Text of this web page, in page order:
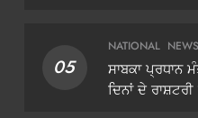
05
NATIONAL NEWS
ਸਾਬਕਾ ਪ੍ਰਧਾਨ
ਦਿਨਾਂ ਦੇ